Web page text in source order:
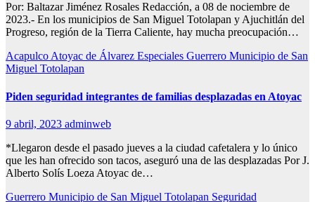
Por: Baltazar Jiménez Rosales Redacción, a 08 de nociembre de
2023.- En los municipios de San Miguel Totolapan y Ajuchitlán del
Progreso, región de la Tierra Caliente, hay mucha preocupación…
AcapulcoAtoyac de Álvarez Especiales Guerrero Municipio de San
Miguel Totolapan
Piden seguridad integrantes de familias desplazadas en Atoyac
9 abril, 2023 adminweb
*Llegaron desde el pasado jueves a la ciudad cafetalera y lo único
que les han ofrecido son tacos, aseguró una de las desplazadas Por J.
Alberto Solís Loeza Atoyac de…
Guerrero Municipio de San Miguel Totolapan Seguridad